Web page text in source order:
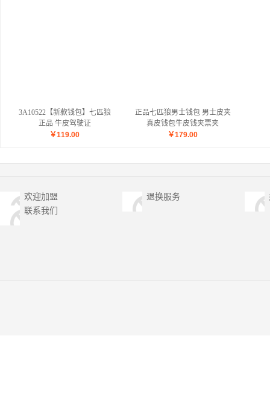
3A10522【新款钱包】七匹狼
正品 牛皮驾驶证
￥119.00
正品七匹狼男士钱包 男士皮夹
真皮钱包牛皮钱夹票夹
3A92029
￥179.00
欢迎加盟 退换服务
联系我们